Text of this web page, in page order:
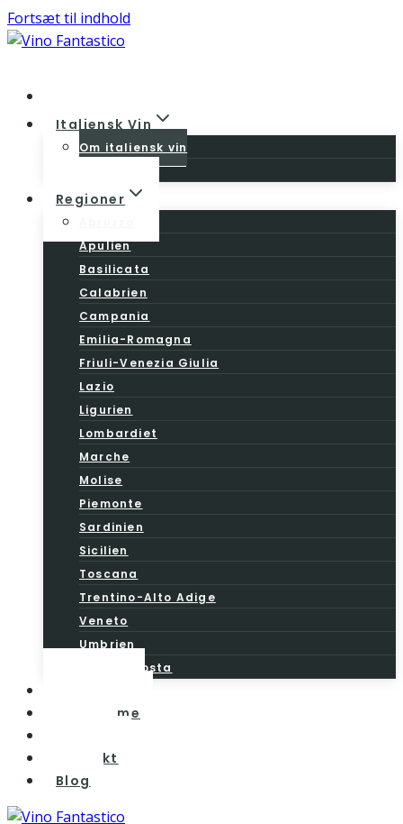
Fortsæt til indhold
Italiensk Vin
Om italiensk vin
Regioner
Apulien
Basilicata
Calabrien
Campania
Emilia-Romagna
Friuli-Venezia Giulia
Lazio
Ligurien
Lombardiet
Marche
Molise
Piemonte
Sardinien
Sicilien
Toscana
Trentino-Alto Adige
Veneto
Umbrien
Valle d’Aosta
Vinturisme
Kontakt
Blog